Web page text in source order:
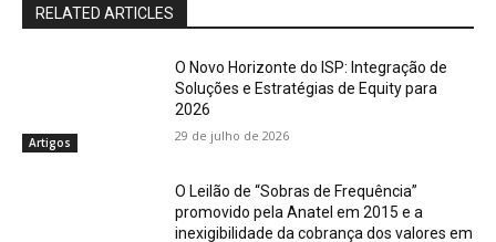
RELATED ARTICLES
Artigos
O Novo Horizonte do ISP: Integração de
Soluções e Estratégias de Equity para
2026
29 de julho de 2026
O Leilão de “Sobras de Frequência”
promovido pela Anatel em 2015 e a
inexigibilidade da cobrança dos valores em